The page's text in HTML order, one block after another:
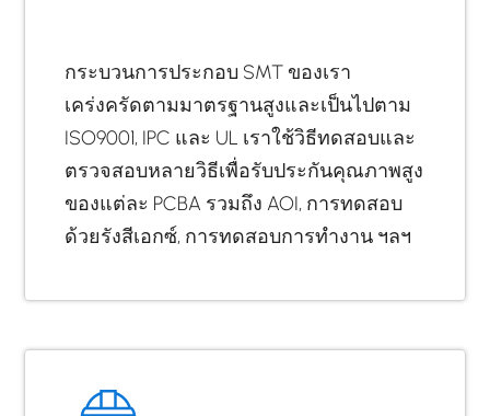
กระบวนการประกอบ SMT ของเรา
เคร่งครัดตามมาตรฐานสูงและเป็นไปตาม
ISO9001, IPC และ UL เราใช้วิธีทดสอบและ
ตรวจสอบหลายวิธีเพื่อรับประกันคุณภาพสูง
ของแต่ละ PCBA รวมถึง AOI, การทดสอบ
ด้วยรังสีเอกซ์, การทดสอบการทำงาน ฯลฯ